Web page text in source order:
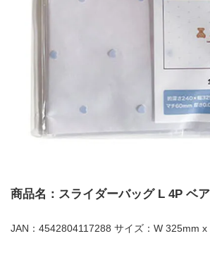
商品名：スライダーバッグ L 4P ベア
JAN：4542804117288 サイズ：W 325mm